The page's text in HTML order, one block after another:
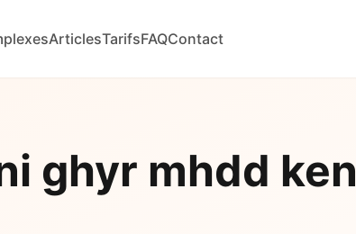
ArticlesTarifsFAQContact
ghyr mhdd